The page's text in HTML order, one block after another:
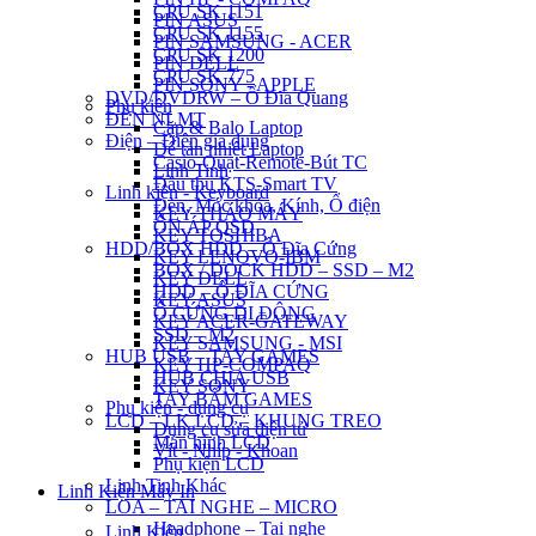
CPU SK 1151
CPU SK 1155
CPU SK 1200
CPU SK 775
DVD/DVDRW – Ổ Đĩa Quang
ĐÈN NLMT
Điện – Điện gia dụng
Casio-Quạt-Remote-Bút TC
Đầu thu KTS-Smart TV
Đèn, Móc khóa, Kính, Ổ điện
ỔN ÁP QSD
HDD/BOX HDD – Ổ Đĩa Cứng
BOX / DOCK HDD – SSD – M2
HDD – Ổ ĐĨA CỨNG
Ổ CỨNG DI ĐỘNG
SSD – M2
HUB USB – TAY GAMES
HUB CHIA USB
TAY BẤM GAMES
LCD – LK LCD – KHUNG TREO
Màn hình LCD
Phụ kiện LCD
Linh Tinh Khác
LOA – TAI NGHE – MICRO
Headphone – Tai nghe
PIN ASUS
PIN SAMSUNG - ACER
PIN DELL
PIN SONY - APPLE
Phụ kiện
Cặp & Balo Laptop
Đế tản nhiệt Laptop
Linh Tinh
Linh kiện - Keyboard
KEY THÁO MÁY
KEY TOSHIBA
KEY LENOVO-IBM
KEY DELL
KEY ASUS
KEY ACER-GATEWAY
KEY SAMSUNG - MSI
KEY HP-COMPAQ
KEY SONY
Phụ kiện - dụng cụ
Dụng cụ sửa điện tử
Vít - Nhíp - Khoan
Linh Kiện Máy In